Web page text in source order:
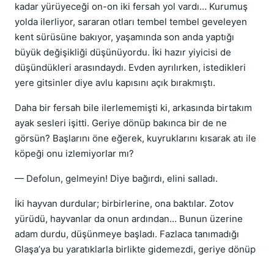
kadar yürüyeceği on-on iki fersah yol vardı… Kurumuş
yolda ilerliyor, sararan otları tembel tembel geveleyen
kent sürüsüne bakıyor, yaşamında son anda yaptığı
büyük değişikliği düşünüyordu. İki hazır yiyicisi de
düşündükleri arasındaydı. Evden ayrılırken, istedikleri
yere gitsinler diye avlu kapısını açık bırakmıştı.
Daha bir fersah bile ilerlememişti ki, arkasında birtakım
ayak sesleri işitti. Geriye dönüp bakınca bir de ne
görsün? Başlarını öne eğerek, kuyruklarını kısarak atı ile
köpeği onu izlemiyorlar mı?
— Defolun, gelmeyin! Diye bağırdı, elini salladı.
İki hayvan durdular; birbirlerine, ona baktılar. Zotov
yürüdü, hayvanlar da onun ardından… Bunun üzerine
adam durdu, düşünmeye başladı. Fazlaca tanımadığı
Glaşa’ya bu yaratıklarla birlikte gidemezdi, geriye dönüp